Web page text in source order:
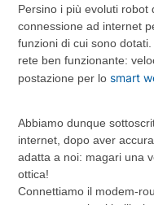
Persino i più evoluti robot
connessione ad internet
funzioni di cui sono
rete ben funzionante:
postazione per losmart
Abbiamo dunque
internet, dopo aver
adatta a noi: magari una
ottica!
Connettiamo il modem-